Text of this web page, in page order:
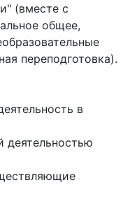
(вместе с
общее,
переподготовка).
в
деятельностью